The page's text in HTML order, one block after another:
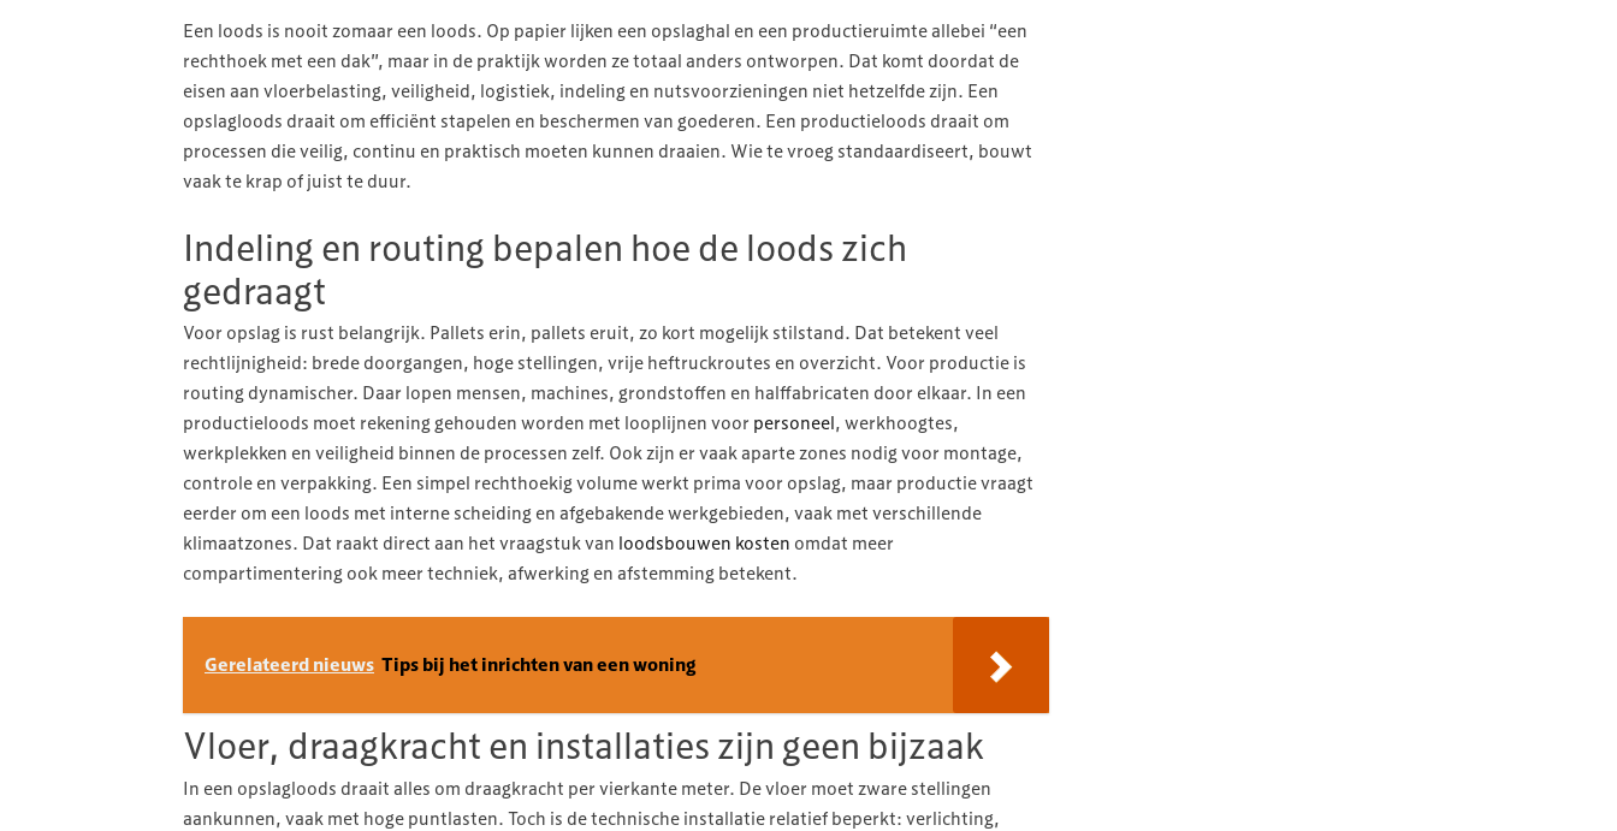
Een loods is nooit zomaar een loods. Op papier lijken een opslaghal en een productieruimte allebei “een
rechthoek met een dak”, maar in de praktijk worden ze totaal anders ontworpen. Dat komt doordat de
eisen aan vloerbelasting, veiligheid, logistiek, indeling en nutsvoorzieningen niet hetzelfde zijn. Een
opslagloods draait om efficiënt stapelen en beschermen van goederen. Een productieloods draait om
processen die veilig, continu en praktisch moeten kunnen draaien. Wie te vroeg standaardiseert, bouwt
vaak te krap of juist te duur.
Indeling en routing bepalen hoe de loods zich
gedraagt
Voor opslag is rust belangrijk. Pallets erin, pallets eruit, zo kort mogelijk stilstand. Dat betekent veel
rechtlijnigheid: brede doorgangen, hoge stellingen, vrije heftruckroutes en overzicht. Voor productie is
routing dynamischer. Daar lopen mensen, machines, grondstoffen en halffabricaten door elkaar. In een
productieloods moet rekening gehouden worden met looplijnen voor personeel, werkhoogtes,
werkplekken en veiligheid binnen de processen zelf. Ook zijn er vaak aparte zones nodig voor montage,
controle en verpakking. Een simpel rechthoekig volume werkt prima voor opslag, maar productie vraagt
eerder om een loods met interne scheiding en afgebakende werkgebieden, vaak met verschillende
klimaatzones. Dat raakt direct aan het vraagstuk van loodsbouwen kosten omdat meer
compartimentering ook meer techniek, afwerking en afstemming betekent.
Gerelateerd nieuws Tips bij het inrichten van een woning
Vloer, draagkracht en installaties zijn geen bijzaak
In een opslagloods draait alles om draagkracht per vierkante meter. De vloer moet zware stellingen
aankunnen, vaak met hoge puntlasten. Toch is de technische installatie relatief beperkt: verlichting,